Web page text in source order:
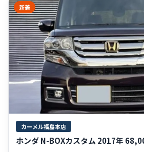
新着
カーメル福島本店
ホンダ N-BOXカスタム 2017年